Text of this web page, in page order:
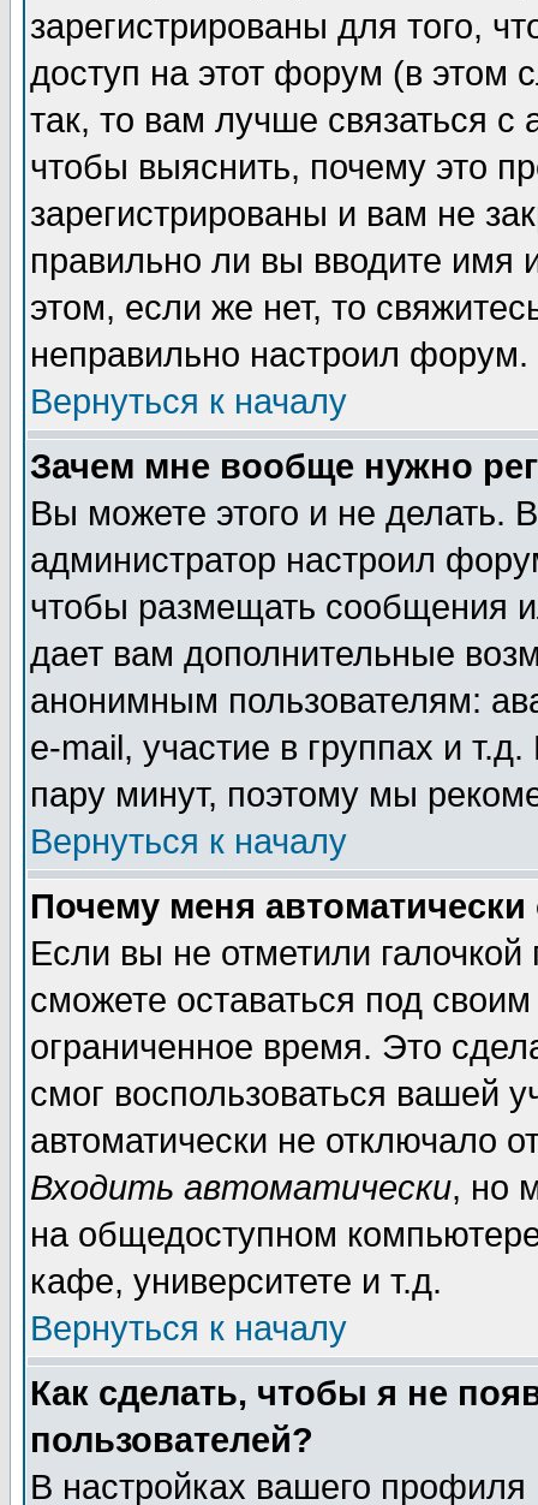
зарегистрированы для того,
доступ на этот форум (в этом
так, то вам лучше связаться
чтобы выяснить, почему это
зарегистрированы и вам не
правильно ли вы вводите
этом, если же нет, то
неправильно настроил форум.
Вернуться к началу
Зачем мне вообще нужно
Вы можете этого и не делать.
администратор настроил
чтобы размещать сообщения
дает вам дополнительные
анонимным пользователям:
e-mail, участие в группах и
пару минут, поэтому мы
Вернуться к началу
Почему меня автоматически
Если вы не отметили галочкой
сможете оставаться под
ограниченное время. Это
смог воспользоваться вашей
автоматически не отключало
Входить автоматически, но
на общедоступном
кафе, университете и т.д.
Вернуться к началу
Как сделать, чтобы я не
пользователей?
В настройках вашего